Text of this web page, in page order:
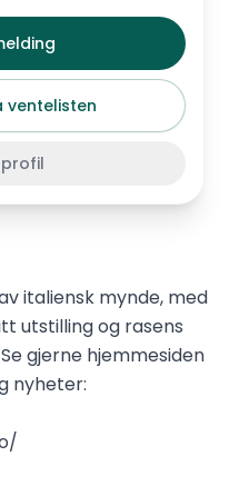
ventelisten
profil
italiensk mynde, med
utstilling og rasens
gjerne hjemmesiden
nyheter: